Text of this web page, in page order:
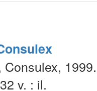
1999.
v. : il.